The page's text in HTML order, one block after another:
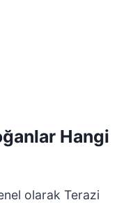
Hangi
olarak Terazi